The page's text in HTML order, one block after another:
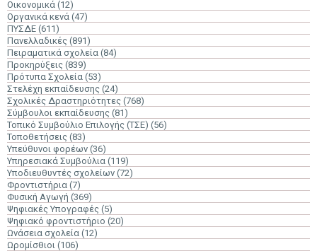
Οικονομικά (12)
Οργανικά κενά (47)
ΠΥΣΔΕ (611)
Πανελλαδικές (891)
Πειραματικά σχολεία (84)
Προκηρύξεις (839)
Πρότυπα Σχολεία (53)
Στελέχη εκπαίδευσης (24)
Σχολικές Δραστηριότητες (768)
Σύμβουλοι εκπαίδευσης (81)
Τοπικό Συμβούλιο Επιλογής (ΤΣΕ) (56)
Τοποθετήσεις (83)
Υπεύθυνοι φορέων (36)
Υπηρεσιακά Συμβούλια (119)
Υποδιευθυντές σχολείων (72)
Φροντιστήρια (7)
Φυσική Αγωγή (369)
Ψηφιακές Υπογραφές (5)
Ψηφιακό φροντιστήριο (20)
Ωνάσεια σχολεία (12)
Ωρομίσθιοι (106)